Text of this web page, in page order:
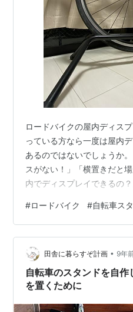
ロードバイクの屋内ディス
っている方なら一度は屋内
あるのではないでしょうか
スがない！」「横置きだと
内でディスプレイできるの
方、自転車を買ったばかり
車やスタンドを買おうと考
の自転車スタンドをご紹介
まで、自転車の置き場に困
るマンションは1階に駐輪場
る環境は最低限整っていま
#ロードバイク #自転車ス
田舎に暮らすぞ計画 • 9年
自転車のスタンドを自
を置くために